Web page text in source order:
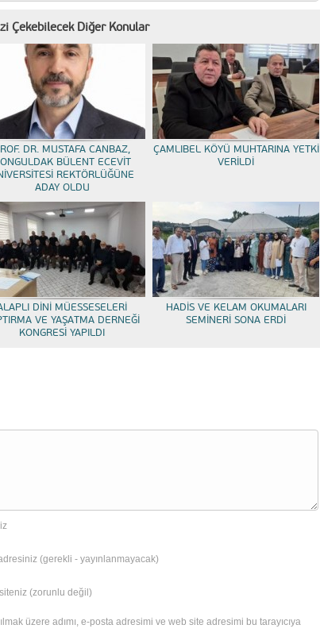
Çekebilecek Diğer Konular
DR. MUSTAFA CANBAZ,
BÜLENT ECEVİT
REKTÖRLÜĞÜNE
ADAY OLDU
ÇAMLIBEL KÖYÜ MUHTARINA YETKİ
VERİLDİ
DİNİ MÜESSESELERİ
VE YAŞATMA DERNEĞİ
KONGRESİ YAPILDI
HADİS VE KELAM OKUMALARI
SEMİNERİ SONA ERDİ
(gerekli - yayınlanmayacak)
(zorunlu değil)
üzere adımı, e-posta adresimi ve web site adresimi bu tarayıcıya